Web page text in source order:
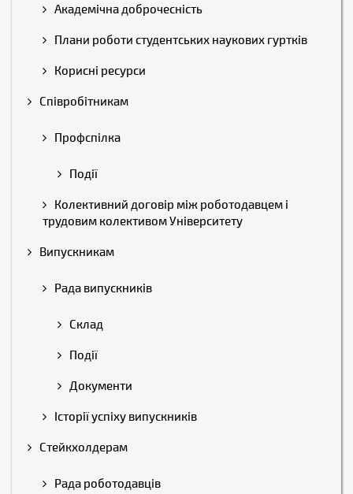
Академічна доброчесність
Плани роботи студентських наукових гуртків
Корисні ресурси
Співробітникам
Профспілка
Події
Колективний договір між роботодавцем і
трудовим колективом Університету
Випускникам
Рада випускників
Склад
Події
Документи
Історії успіху випускників
Стейкхолдерам
Рада роботодавців